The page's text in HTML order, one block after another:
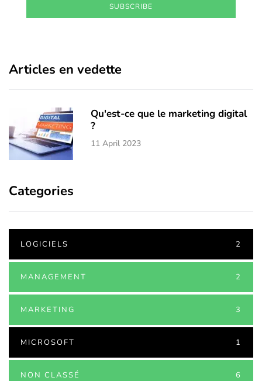
SUBSCRIBE
Articles en vedette
Qu'est-ce que le marketing digital
?
11 April 2023
Categories
LOGICIELS 2
MANAGEMENT 2
MARKETING 3
MICROSOFT 1
NON CLASSÉ 6